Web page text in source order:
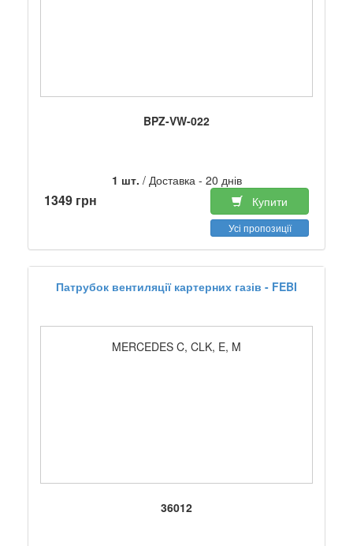
BPZ-VW-022
1 шт. / Доставка - 20 днів
1349 грн Купити
Усі пропозиції
Патрубок вентиляції картерних газів - FEBI
MERCEDES C, CLK, E, M
36012